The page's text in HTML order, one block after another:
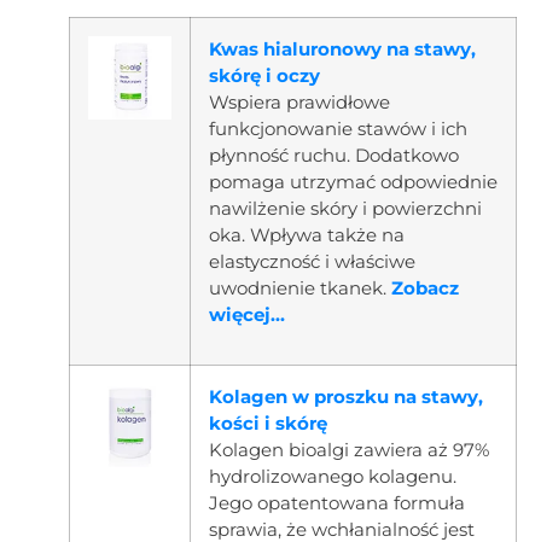
Kwas hialuronowy na stawy,
skórę i oczy
Wspiera prawidłowe
funkcjonowanie stawów i ich
płynność ruchu. Dodatkowo
pomaga utrzymać odpowiednie
nawilżenie skóry i powierzchni
oka. Wpływa także na
elastyczność i właściwe
uwodnienie tkanek. Zobacz
więcej...
Kolagen w proszku na stawy,
kości i skórę
Kolagen bioalgi zawiera aż 97%
hydrolizowanego kolagenu.
Jego opatentowana formuła
sprawia, że wchłanialność jest